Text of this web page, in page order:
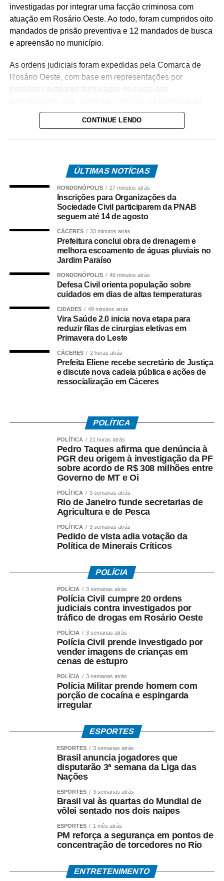
investigadas por integrar uma facção criminosa com
atuação em Rosário Oeste. Ao todo, foram cumpridos oito
mandados de prisão preventiva e 12 mandados de busca
e apreensão no município.
As ordens judiciais foram expedidas pela Comarca de
Rosário Oeste, com base em representações por
medidas cautelares formuladas no curso das
dos alvos no tráfico de drogas na região.
enfraquecendo a estrutura da organização criminosa.
O trabalho é resultado de investigações conduzidas pela
equipe da Delegacia de Rosário Oeste, que reuniram
elementos indicando o envolvimento dos suspeitos com o
comércio ilícito de entorpecentes em Rosário Oeste.
A ação contou com apoio de equipes da Regional de
Várzea Grande e da Diretoria Metropolitana, que atuaram
no cumprimento simultâneo dos mandados judiciais.
As investigações prosseguem para identificar outros
integrantes da organização criminosa e aprofundar a
apuração dos crimes relacionados ao tráfico de drogas e
à atuação da facção no município.
WhatsApp
Facebook
Twitter
Messenger
LinkedIn
Share
CONTINUE LENDO
ÚLTIMAS NOTÍCIAS
RONDONÓPOLIS 27 minutos atrás
Inscrições para Organizações da
Sociedade Civil participarem da PNAB
seguem até 14 de agosto
CÁCERES 33 minutos atrás
Prefeitura conclui obra de drenagem e
melhora escoamento de águas pluviais no
Jardim Paraíso
RONDONÓPOLIS 46 minutos atrás
Defesa Civil orienta população sobre
cuidados em dias de altas temperaturas
CIDADES 49 minutos atrás
Vira Saúde 2.0 inicia nova etapa para
reduzir filas de cirurgias eletivas em
Primavera do Leste
CÁCERES 2 horas atrás
Prefeita Eliene recebe secretário de Justiça
e discute nova cadeia pública e ações de
ressocialização em Cáceres
POLÍTICA
POLÍTICA 21 horas atrás
Pedro Taques afirma que denúncia à
PGR deu origem à investigação da PF
sobre acordo de R$ 308 milhões entre
Governo de MT e Oi
POLÍTICA 3 semanas atrás
Rio de Janeiro funde secretarias de
Agricultura e de Pesca
POLÍTICA 3 semanas atrás
Pedido de vista adia votação da
Política de Minerais Críticos
POLÍCIA
POLÍCIA 3 semanas atrás
Polícia Civil cumpre 20 ordens
judiciais contra investigados por
tráfico de drogas em Rosário Oeste
POLÍCIA 3 semanas atrás
Polícia Civil prende investigado por
vender imagens de crianças em
cenas de estupro
POLÍCIA 3 semanas atrás
Polícia Militar prende homem com
porção de cocaína e espingarda
irregular
ESPORTES
ESPORTES 3 semanas atrás
Brasil anuncia jogadores que
disputarão 3ª semana da Liga das
Nações
ESPORTES 3 semanas atrás
Brasil vai às quartas do Mundial de
vôlei sentado nos dois naipes
ESPORTES 1 mês atrás
PM reforça a segurança em pontos de
concentração de torcedores no Rio
ENTRETENIMENTO